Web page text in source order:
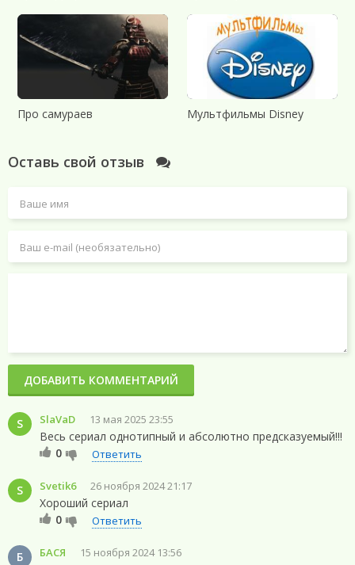
Про самураев Мультфильмы Disney
Оставь свой отзыв
S SlaVaD 13 мая 2025 23:55
Весь сериал однотипный и абсолютно предсказуемый!!!
0
Ответить
S Svetik6 26 ноября 2024 21:17
Хороший сериал
0
Ответить
Б БАСЯ 15 ноября 2024 13:56
ДОБАВИТЬ КОММЕНТАРИЙ